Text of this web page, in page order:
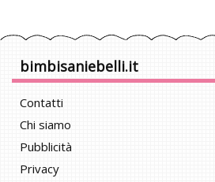
bimbisaniebelli.it
Contatti
Chi siamo
Pubblicità
Privacy